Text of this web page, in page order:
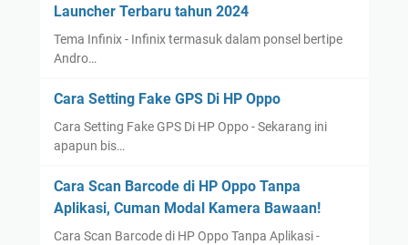
Launcher Terbaru tahun 2024
Tema Infinix - Infinix termasuk dalam ponsel bertipe
Andro…
Cara Setting Fake GPS Di HP Oppo
Cara Setting Fake GPS Di HP Oppo - Sekarang ini
apapun bis…
Cara Scan Barcode di HP Oppo Tanpa
Aplikasi, Cuman Modal Kamera Bawaan!
Cara Scan Barcode di HP Oppo Tanpa Aplikasi -